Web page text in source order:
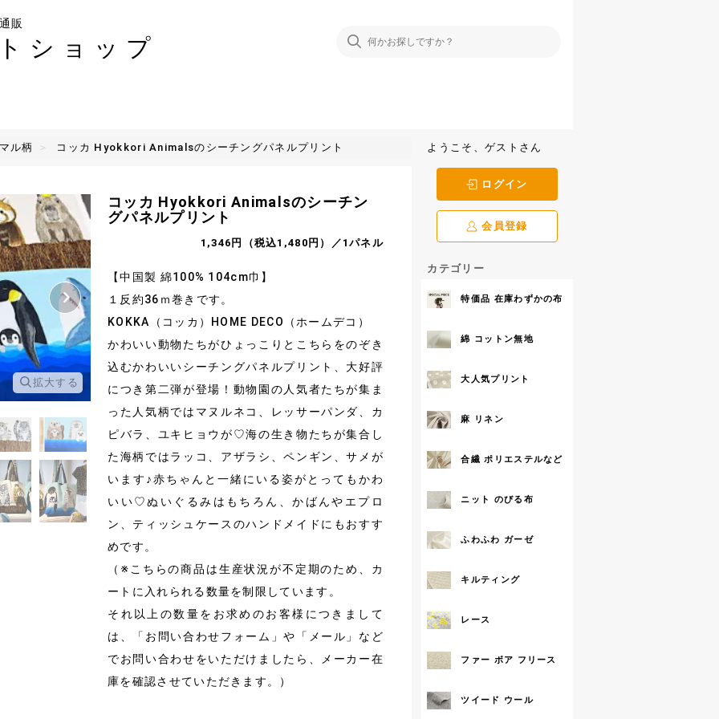
販
ショップ
ル柄 コッカ Hyokkori Animalsのシーチングパネルプリント
拡大する 拡大する
コッカ Hyokkori Animalsのシーチン
グパネルプリント
1,346円（税込1,480円）／1パネル
【中国製 綿100% 104cm巾】
１反約36ｍ巻きです。
KOKKA（コッカ）HOME DECO（ホームデコ）
かわいい動物たちがひょっこりとこちらをのぞき
込むかわいいシーチングパネルプリント、大好評
につき第二弾が登場！動物園の人気者たちが集ま
った人気柄ではマヌルネコ、レッサーパンダ、カ
ピバラ、ユキヒョウが♡海の生き物たちが集合し
た海柄ではラッコ、アザラシ、ペンギン、サメが
います♪赤ちゃんと一緒にいる姿がとってもかわ
いい♡ぬいぐるみはもちろん、かばんやエプロ
ン、ティッシュケースのハンドメイドにもおすす
めです。
（※こちらの商品は生産状況が不定期のため、カ
ートに入れられる数量を制限しています。
それ以上の数量をお求めのお客様につきまして
は、「お問い合わせフォーム」や「メール」など
でお問い合わせをいただけましたら、メーカー在
庫を確認させていただきます。）
ようこそ、ゲストさん
ログイン
会員登録
カテゴリー
特価品 在庫わずかの布
綿 コットン無地
大人気プリント
麻 リネン
合繊 ポリエステルなど
ニット のびる布
ふわふわ ガーゼ
キルティング
レース
ファー ボア フリース
ツイード ウール